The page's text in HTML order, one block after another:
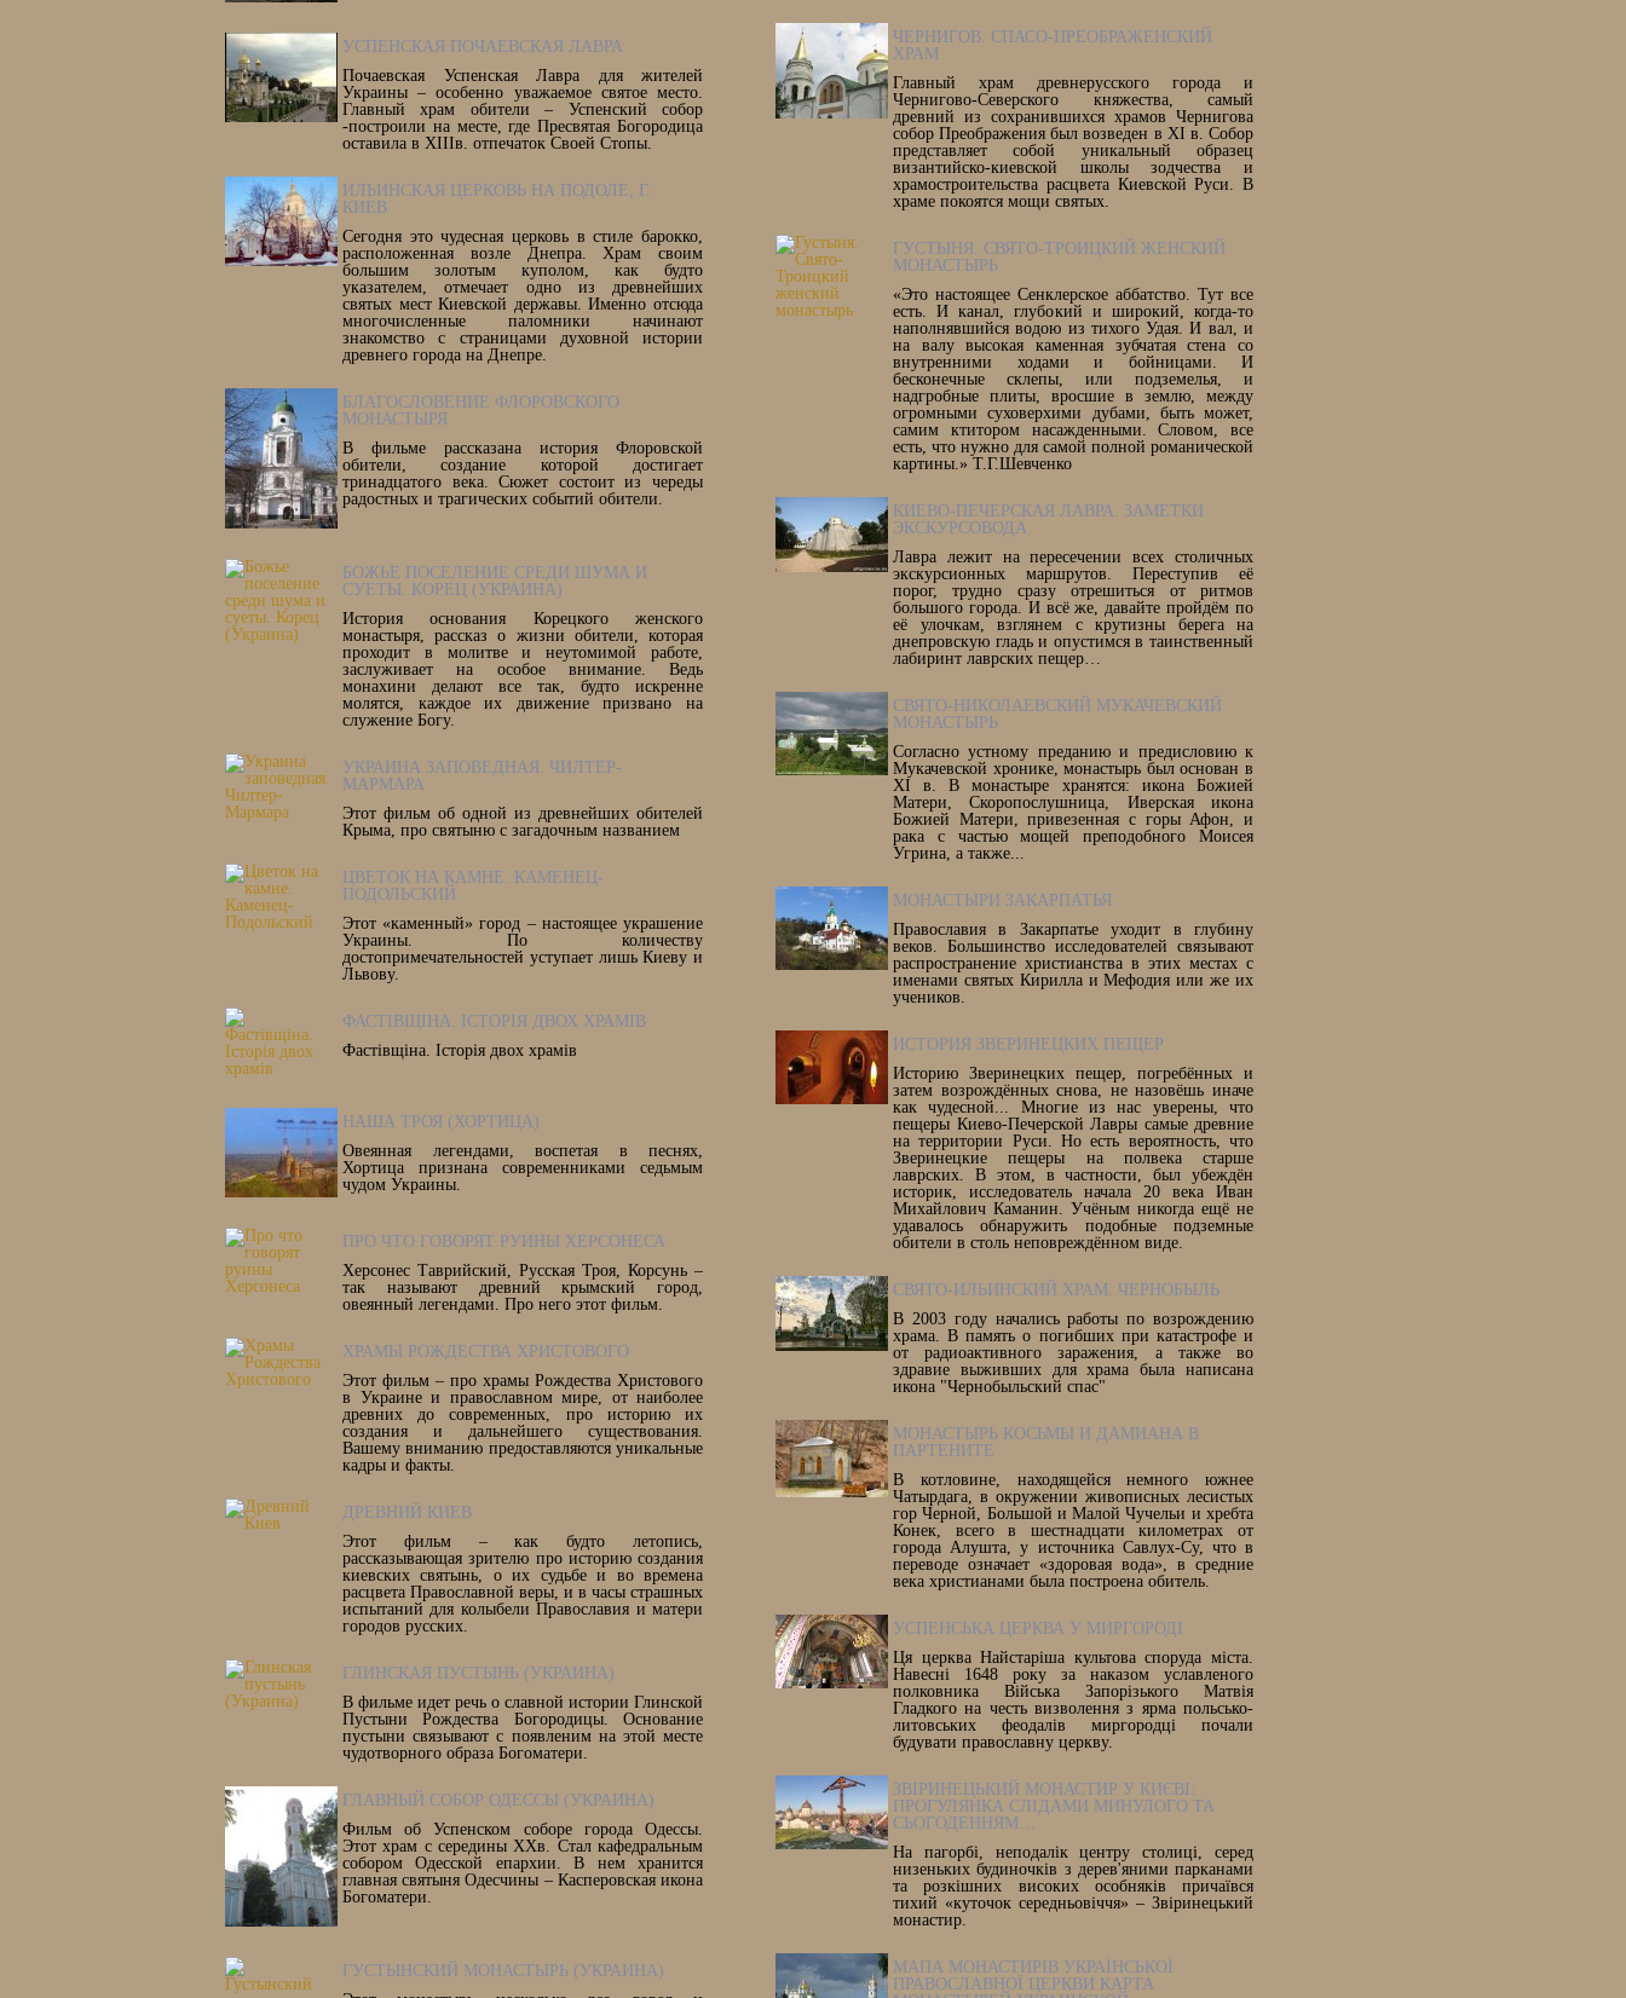
УСПЕНСКАЯ ПОЧАЕВСКАЯ ЛАВРА
Почаевская Успенская Лавра для жителей
Украины – особенно уважаемое святое место.
Главный храм обители – Успенский собор
-построили на месте, где Пресвятая Богородица
оставила в XIIIв. отпечаток Своей Стопы.
ИЛЬИНСКАЯ ЦЕРКОВЬ НА ПОДОЛЕ, Г.
КИЕВ
Сегодня это чудесная церковь в стиле барокко,
расположенная возле Днепра. Храм своим
большим золотым куполом, как будто
указателем, отмечает одно из древнейших
святых мест Киевской державы. Именно отсюда
многочисленные паломники начинают
знакомство с страницами духовной истории
древнего города на Днепре.
БЛАГОСЛОВЕНИЕ ФЛОРОВСКОГО
МОНАСТЫРЯ
В фильме рассказана история Флоровской
обители, создание которой достигает
тринадцатого века. Сюжет состоит из череды
радостных и трагических событий обители.
БОЖЬЕ ПОСЕЛЕНИЕ СРЕДИ ШУМА И
СУЕТЫ. КОРЕЦ (УКРАИНА)
История основания Корецкого женского
монастыря, рассказ о жизни обители, которая
проходит в молитве и неутомимой работе,
заслуживает на особое внимание. Ведь
монахини делают все так, будто искренне
молятся, каждое их движение призвано на
служение Богу.
УКРАИНА ЗАПОВЕДНАЯ. ЧИЛТЕР-
МАРМАРА
Этот фильм об одной из древнейших обителей
Крыма, про святыню с загадочным названием
ЦВЕТОК НА КАМНЕ. КАМЕНЕЦ-
ПОДОЛЬСКИЙ
Этот «каменный» город – настоящее украшение
Украины. По количеству
достопримечательностей уступает лишь Киеву и
Львову.
ФАСТІВЩІНА. ІСТОРІЯ ДВОХ ХРАМІВ
Фастівщіна. Історія двох храмів
НАША ТРОЯ (ХОРТИЦА)
Овеянная легендами, воспетая в песнях,
Хортица признана современниками седьмым
чудом Украины.
ПРО ЧТО ГОВОРЯТ РУИНЫ ХЕРСОНЕСА
Херсонес Таврийский, Русская Троя, Корсунь –
так называют древний крымский город,
овеянный легендами. Про него этот фильм.
ХРАМЫ РОЖДЕСТВА ХРИСТОВОГО
Этот фильм – про храмы Рождества Христового
в Украине и православном мире, от наиболее
древних до современных, про историю их
создания и дальнейшего существования.
Вашему вниманию предоставляются уникальные
кадры и факты.
ДРЕВНИЙ КИЕВ
Этот фильм – как будто летопись,
рассказывающая зрителю про историю создания
киевских святынь, о их судьбе и во времена
расцвета Православной веры, и в часы страшных
испытаний для колыбели Православия и матери
городов русских.
ГЛИНСКАЯ ПУСТЫНЬ (УКРАИНА)
В фильме идет речь о славной истории Глинской
Пустыни Рождества Богородицы. Основание
пустыни связывают с появленим на этой месте
чудотворного образа Богоматери.
ГЛАВНЫЙ СОБОР ОДЕССЫ (УКРАИНА)
Фильм об Успенском соборе города Одессы.
Этот храм с середины ХХв. Стал кафедральным
собором Одесской епархии. В нем хранится
главная святыня Одесчины – Касперовская икона
Богоматери.
ГУСТЫНСКИЙ МОНАСТЫРЬ (УКРАИНА)
ЧЕРНИГОВ. СПАСО-ПРЕОБРАЖЕНСКИЙ
ХРАМ
Главный храм древнерусского города и
Чернигово-Северского княжества, самый
древний из сохранившихся храмов Чернигова
собор Преображения был возведен в ХІ в. Собор
представляет собой уникальный образец
византийско-киевской школы зодчества и
храмостроительства расцвета Киевской Руси. В
храме покоятся мощи святых.
ГУСТЫНЯ. СВЯТО-ТРОИЦКИЙ ЖЕНСКИЙ
МОНАСТЫРЬ
«Это настоящее Сенклерское аббатство. Тут все
есть. И канал, глубокий и широкий, когда-то
наполнявшийся водою из тихого Удая. И вал, и
на валу высокая каменная зубчатая стена со
внутренними ходами и бойницами. И
бесконечные склепы, или подземелья, и
надгробные плиты, вросшие в землю, между
огромными суховерхими дубами, быть может,
самим ктитором насажденными. Словом, все
есть, что нужно для самой полной романической
картины.» Т.Г.Шевченко
КИЕВО-ПЕЧЕРСКАЯ ЛАВРА. ЗАМЕТКИ
ЭКСКУРСОВОДА
Лавра лежит на пересечении всех столичных
экскурсионных маршрутов. Переступив её
порог, трудно сразу отрешиться от ритмов
большого города. И всё же, давайте пройдём по
её улочкам, взглянем с крутизны берега на
днепровскую гладь и опустимся в таинственный
лабиринт лаврских пещер…
СВЯТО-НИКОЛАЕВСКИЙ МУКАЧЕВСКИЙ
МОНАСТЫРЬ
Согласно устному преданию и предисловию к
Мукачевской хронике, монастырь был основан в
XI в. В монастыре хранятся: икона Божией
Матери, Скоропослушница, Иверская икона
Божией Матери, привезенная с горы Афон, и
рака с частью мощей преподобного Моисея
Угрина, а также...
МОНАСТЫРИ ЗАКАРПАТЬЯ
Православия в Закарпатье уходит в глубину
веков. Большинство исследователей связывают
распространение христианства в этих местах с
именами святых Кирилла и Мефодия или же их
учеников.
ИСТОРИЯ ЗВЕРИНЕЦКИХ ПЕЩЕР
Историю Зверинецких пещер, погребённых и
затем возрождённых снова, не назовёшь иначе
как чудесной... Многие из нас уверены, что
пещеры Киево-Печерской Лавры самые древние
на территории Руси. Но есть вероятность, что
Зверинецкие пещеры на полвека старше
лаврских. В этом, в частности, был убеждён
историк, исследователь начала 20 века Иван
Михайлович Каманин. Учёным никогда ещё не
удавалось обнаружить подобные подземные
обители в столь неповреждённом виде.
СВЯТО-ИЛЬИНСКИЙ ХРАМ. ЧЕРНОБЫЛЬ
В 2003 году начались работы по возрождению
храма. В память о погибших при катастрофе и
от радиоактивного заражения, а также во
здравие выживших для храма была написана
икона "Чернобыльский спас"
МОНАСТЫРЬ КОСЬМЫ И ДАМИАНА В
ПАРТЕНИТЕ
В котловине, находящейся немного южнее
Чатырдага, в окружении живописных лесистых
гор Черной, Большой и Малой Чучельи и хребта
Конек, всего в шестнадцати километрах от
города Алушта, у источника Савлух-Су, что в
переводе означает «здоровая вода», в средние
века христианами была построена обитель.
УСПЕНСЬКА ЦЕРКВА У МИРГОРОДІ
Ця церква Найстаріша культова споруда міста.
Навесні 1648 року за наказом уславленого
полковника Війська Запорізького Матвія
Гладкого на честь визволення з ярма польсько-
литовських феодалів миргородці почали
будувати православну церкву.
ЗВІРИНЕЦЬКИЙ МОНАСТИР У КИЄВІ:
ПРОГУЛЯНКА СЛІДАМИ МИНУЛОГО ТА
СЬОГОДЕННЯМ…
На пагорбі, неподалік центру столиці, серед
низеньких будиночків з дерев'яними парканами
та розкішних високих особняків причаївся
тихий «куточок середньовіччя» – Звіринецький
монастир.
МАПА МОНАСТИРІВ УКРАЇНСЬКОЇ
ПРАВОСЛАВНОЇ ЦЕРКВИ КАРТА